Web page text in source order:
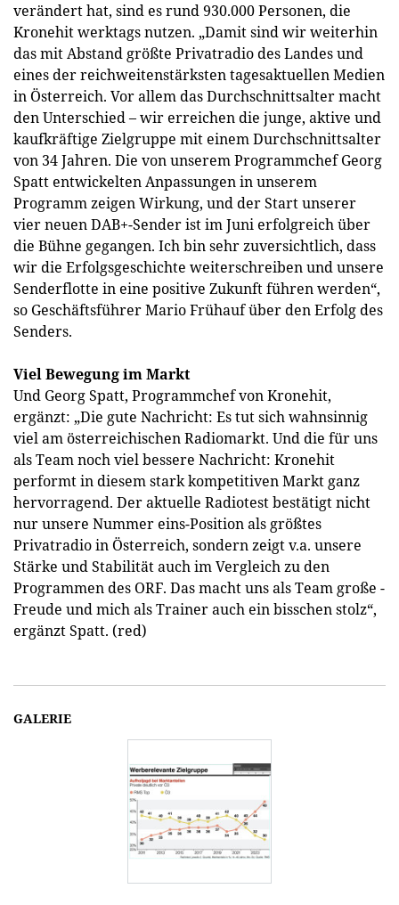
verändert hat, sind es rund 930.000 Personen, die
Kronehit werktags nutzen. „Damit sind wir weiterhin
das mit Abstand größte Privatradio des Landes und
eines der reichweitenstärksten tagesaktuellen Medien
in Österreich. Vor allem das Durchschnittsalter macht
den Unterschied – wir erreichen die junge, aktive und
kaufkräftige Zielgruppe mit einem Durchschnittsalter
von 34 Jahren. Die von unserem Programmchef Georg
Spatt entwickelten Anpassungen in unserem
Programm zeigen Wirkung, und der Start unserer
vier neuen DAB+-Sender ist im Juni erfolgreich über
die Bühne gegangen. Ich bin sehr zuversichtlich, dass
wir die Erfolgsgeschichte weiterschreiben und unsere
Senderflotte in eine positive Zukunft führen werden“,
so Geschäftsführer Mario Frühauf über den Erfolg des
Senders.
Viel Bewegung im Markt
Und Georg Spatt, Programmchef von Kronehit,
ergänzt: „Die gute Nachricht: Es tut sich wahnsinnig
viel am österreichischen Radiomarkt. Und die für uns
als Team noch viel bessere Nachricht: Kronehit
performt in diesem stark kompetitiven Markt ganz
hervorragend. Der aktuelle Radiotest bestätigt nicht
nur unsere Nummer eins-Position als größtes
Privatradio in Österreich, sondern zeigt v.a. unsere
Stärke und Stabilität auch im Vergleich zu den
Programmen des ORF. Das macht uns als Team große ­
Freude und mich als Trainer auch ein bisschen stolz“,
ergänzt Spatt. (red)
GALERIE